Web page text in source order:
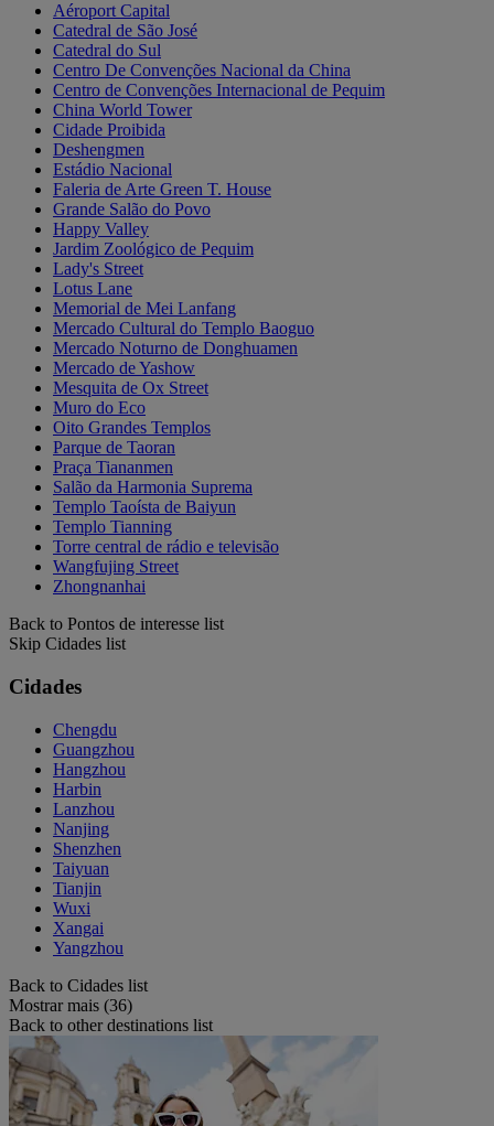
Aéroport Capital
Catedral de São José
Catedral do Sul
Centro De Convenções Nacional da China
Centro de Convenções Internacional de Pequim
China World Tower
Cidade Proibida
Deshengmen
Estádio Nacional
Faleria de Arte Green T. House
Grande Salão do Povo
Happy Valley
Jardim Zoológico de Pequim
Lady's Street
Lotus Lane
Memorial de Mei Lanfang
Mercado Cultural do Templo Baoguo
Mercado Noturno de Donghuamen
Mercado de Yashow
Mesquita de Ox Street
Muro do Eco
Oito Grandes Templos
Parque de Taoran
Praça Tiananmen
Salão da Harmonia Suprema
Templo Taoísta de Baiyun
Templo Tianning
Torre central de rádio e televisão
Wangfujing Street
Zhongnanhai
Back to Pontos de interesse list
Skip Cidades list
Cidades
Chengdu
Guangzhou
Hangzhou
Harbin
Lanzhou
Nanjing
Shenzhen
Taiyuan
Tianjin
Wuxi
Xangai
Yangzhou
Back to Cidades list
Mostrar mais (36)
Back to other destinations list